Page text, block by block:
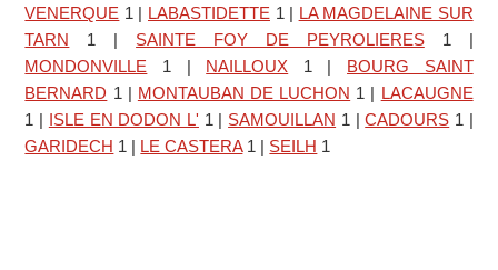
VENERQUE 1 | LABASTIDETTE 1 | LA MAGDELAINE SUR
TARN 1 | SAINTE FOY DE PEYROLIERES1 |
MONDONVILLE 1 | NAILLOUX 1 | BOURG SAINT
BERNARD 1 | MONTAUBAN DE LUCHON 1 | LACAUGNE
1 | ISLE EN DODON L' 1 | SAMOUILLAN 1 |CADOURS 1 |
GARIDECH 1 | LE CASTERA1 | SEILH 1